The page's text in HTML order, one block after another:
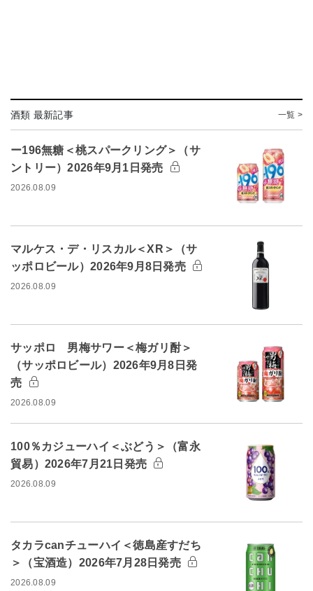
酒類 最新記事 一覧 >
ー196無糖＜桃スパークリング＞（サ
ントリー）2026年9月1日発売
2026.08.09
マルケス・デ・リスカル＜XR＞（サ
ッポロビール）2026年9月8日発売
2026.08.09
サッポロ 男梅サワー＜梅ガリ酎＞
（サッポロビール）2026年9月8日発
売
2026.08.09
100％カジューハイ＜ぶどう＞（富永
貿易）2026年7月21日発売
2026.08.09
タカラcanチューハイ＜徳島産すだち
＞（宝酒造）2026年7月28日発売
2026.08.09